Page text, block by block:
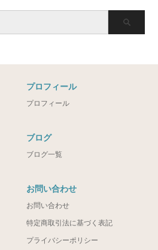
プロフィール
プロフィール
ブログ
ブログ一覧
お問い合わせ
お問い合わせ
特定商取引法に基づく表記
プライバシーポリシー